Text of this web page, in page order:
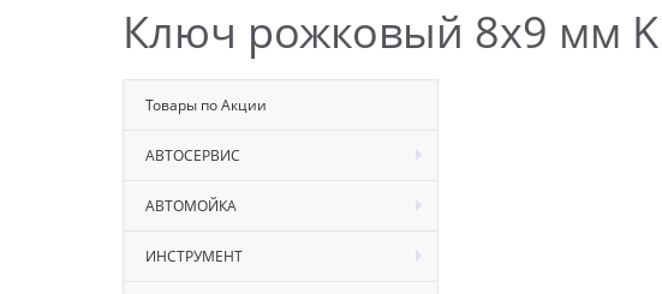
Ключ рожковый 8x9 мм
Товары по Акции
АВТОСЕРВИС
АВТОМОЙКА
ИНСТРУМЕНТ